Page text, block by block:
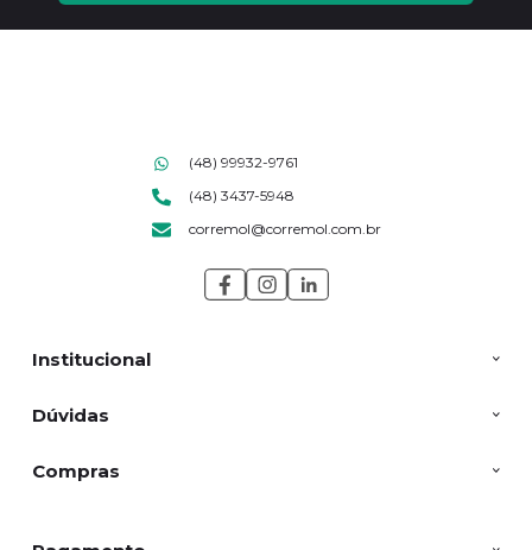
Institucional
Dúvidas
Compras
(48) 99932-9761
(48) 3437-5948
corremol@corremol.com.br